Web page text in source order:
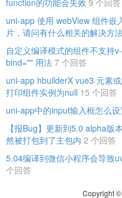
function的功能会失效 9 个回答
uni-app 使用 webView 组件嵌
片，请问有什么相关的解决方
自定义编译模式的组件不支持
bind="" 用法 7 个回答
uni-app hbuilderX vue3 元素
打印组件实例为null 15 个回答
uni-app中的input输入框怎么
【报Bug】更新到5.0 alpha版
然被打包到了主包内 2 个回答
5.04编译到微信小程序会导致
个回答
Copyright